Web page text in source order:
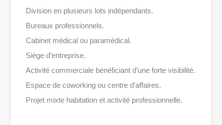
Division en plusieurs lots indépendants.
Bureaux professionnels.
Cabinet médical ou paramédical.
Siège d’entreprise.
Activité commerciale bénéficiant d’une forte visibilité.
Espace de coworking ou centre d’affaires.
Projet mixte habitation et activité professionnelle.